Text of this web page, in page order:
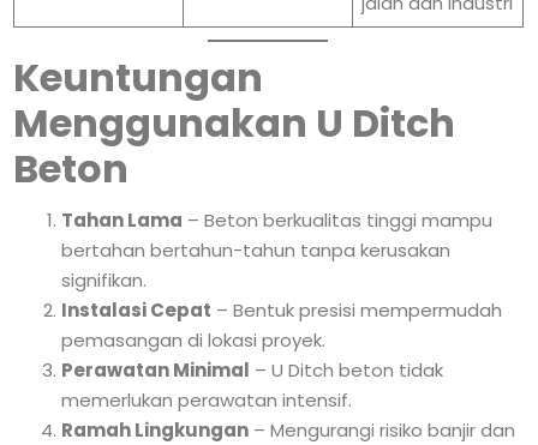
Keuntungan
Menggunakan U Ditch
Beton
Tahan Lama – Beton berkualitas tinggi mampu
bertahan bertahun-tahun tanpa kerusakan
signifikan.
Instalasi Cepat – Bentuk presisi mempermudah
pemasangan di lokasi proyek.
Perawatan Minimal – U Ditch beton tidak
memerlukan perawatan intensif.
Ramah Lingkungan– Mengurangi risiko banjir dan